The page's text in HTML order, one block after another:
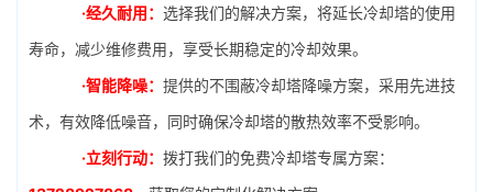
·经久耐用： 选择我们的解决方案，将延长冷却塔的使用
寿命，减少维修费用，享受长期稳定的冷却效果。
·智能降噪： 提供的不围蔽冷却塔降噪方案，采用先进技
术，有效降低噪音，同时确保冷却塔的散热效率不受影响。
·立刻行动： 拨打我们的免费冷却塔专属方案：